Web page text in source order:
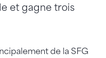
et gagne trois
de la SFG